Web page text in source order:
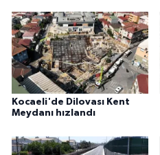
Kocaeli'de Dilovası Kent
Meydanı hızlandı